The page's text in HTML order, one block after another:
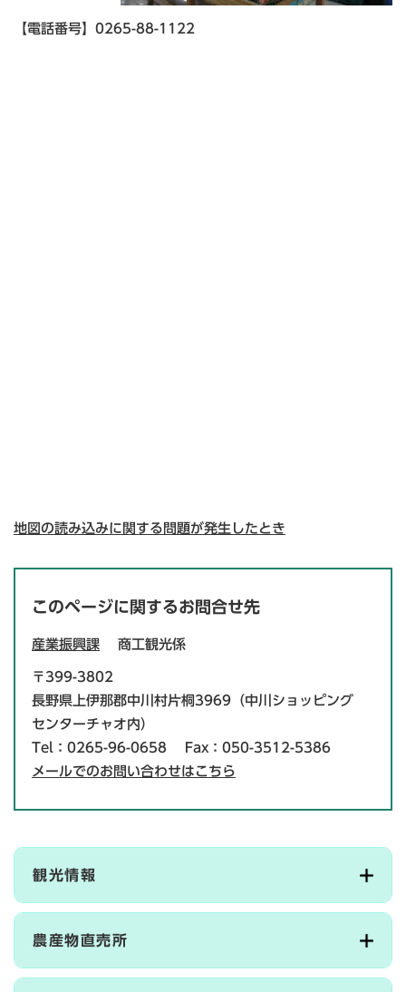
【電話番号】0265-88-1122
地図の読み込みに関する問題が発生したとき
このページに関するお問合せ先
産業振興課 商工観光係
〒399-3802
長野県上伊那郡中川村片桐3969（中川ショッピング
センターチャオ内）
Tel：0265-96-0658
Fax：050-3512-5386
メールでのお問い合わせはこちら
観光情報
農産物直売所